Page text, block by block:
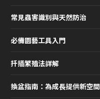
常見蟲害識別與天然防治
必備園藝工具入門
扦插繁殖法詳解
換盆指南：為成長提供新空間